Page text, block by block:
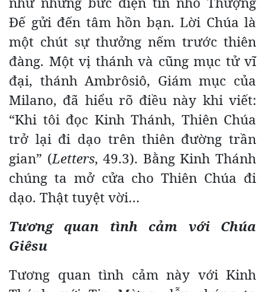
Đế gửi đến tâm hồn bạn. Lời Chúa là
một chút sự thưởng nếm trước thiên
đàng. Một vị thánh và cũng mục tử vĩ
đại, thánh Ambrôsiô, Giám mục của
Milano, đã hiểu rõ điều này khi viết:
“Khi tôi đọc Kinh Thánh, Thiên Chúa
trở lại đi dạo trên thiên đường trần
gian” (Letters, 49.3). Bằng Kinh Thánh
chúng ta mở cửa cho Thiên Chúa đi
dạo. Thật tuyệt vời…
Tương quan tình cảm với Chúa
Giêsu
Tương quan tình cảm này với Kinh